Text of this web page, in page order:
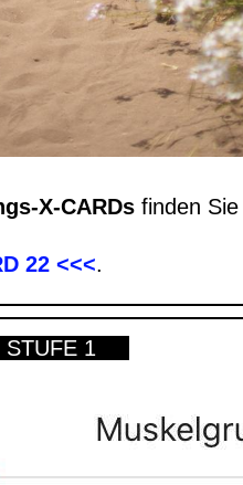
X-CARDs finden
22 <<<.
STUFE 1